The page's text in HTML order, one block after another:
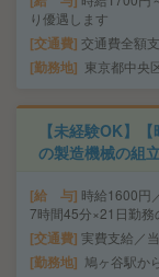
り優遇します
交通費 交通費全額
勤務地 東京都中央
【未経験OK】
の製造機械の組
給 与 時給1600円
7時間45分×21日勤務
交通費 実費支給／
勤務地 鳩ヶ谷駅か